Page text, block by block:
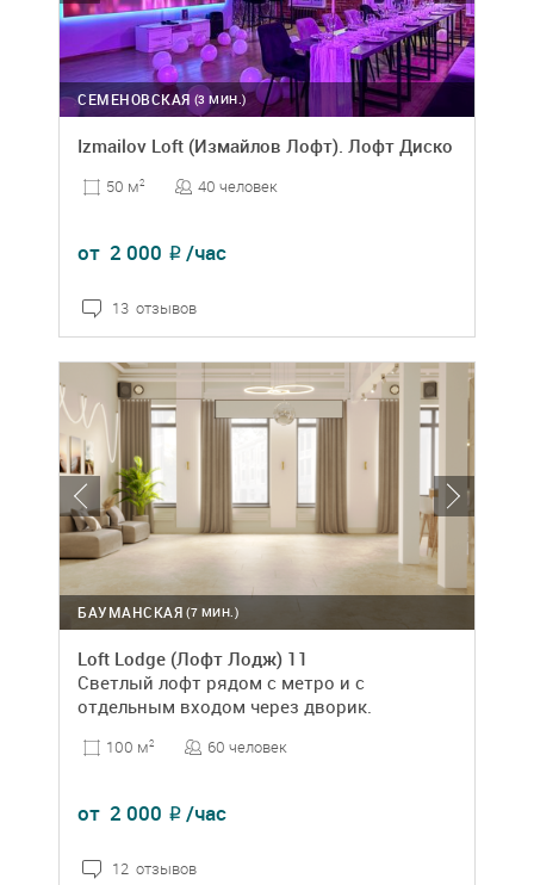
(3 МИН.)
СЕМЕНОВСКАЯ
Izmailov Loft (Измайлов Лофт). Лофт Диско
50 м2 40 человек
от 2 000 ₽ /час
13 отзывов
(7 МИН.)
БАУМАНСКАЯ
Loft Lodge (Лофт Лодж) 11
Светлый лофт рядом с метро и с
отдельным входом через дворик.
100 м2 60 человек
от 2 000 ₽ /час
12 отзывов